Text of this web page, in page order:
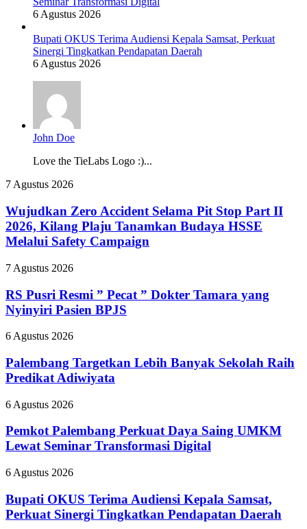
6 Agustus 2026
Bupati OKUS Terima Audiensi Kepala Samsat, Perkuat
Sinergi Tingkatkan Pendapatan Daerah
6 Agustus 2026
John Doe
Love the TieLabs Logo :)...
Wujudkan
Accident
Selama
Pit
Stop
II
Kilang
Plaju
Tanamkan
Budaya
HSSE
Melalui
Safety
Campaign
7 Agustus 2026
Wujudkan Zero Accident Selama Pit Stop Part II
2026, Kilang Plaju Tanamkan Budaya HSSE
Melalui Safety Campaign
RS
Resmi
”
Pecat
Dokter
yang
Nyinyiri
BPJS
7 Agustus 2026
RS Pusri Resmi ” Pecat ” Dokter Tamara yang
Nyinyiri Pasien BPJS
Palembang
Lebih
Banyak
Sekolah
Predikat
6 Agustus 2026
Palembang Targetkan Lebih Banyak Sekolah Raih
Predikat Adiwiyata
Pemkot
Perkuat
Daya
Saing
Lewat
Transformasi
Digital
6 Agustus 2026
Pemkot Palembang Perkuat Daya Saing UMKM
Lewat Seminar Transformasi Digital
Bupati
Terima
Audiensi
Kepala
6 Agustus 2026
Bupati OKUS Terima Audiensi Kepala Samsat,
Perkuat Sinergi Tingkatkan Pendapatan Daerah